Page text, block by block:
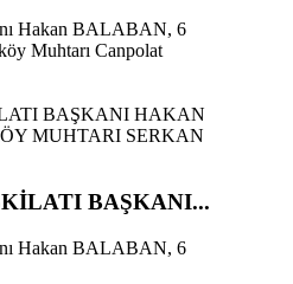
Hakan BALABAN, 6
Muhtarı Canpolat
BAŞKANI...
Hakan BALABAN, 6